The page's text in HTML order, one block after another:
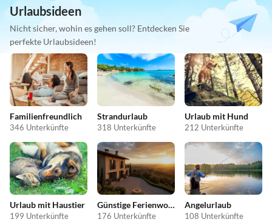
Urlaubsideen
Nicht sicher, wohin es gehen soll? Entdecken Sie
perfekte Urlaubsideen!
Familienfreundlich
346 Unterkünfte
Strandurlaub
318 Unterkünfte
Urlaub mit Hund
212 Unterkünfte
Urlaub mit Haustier
199 Unterkünfte
Günstige Ferienwohnungen
176 Unterkünfte
Angelurlaub
108 Unterkünfte